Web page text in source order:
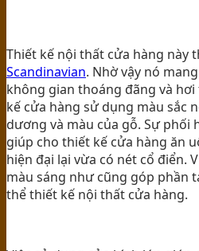
Thiết kế nội thất cửa hàng này
Scandinavian. Nhờ vậy nó
không gian thoáng đãng và
kế cửa hàng sử dụng màu sắc
dương và màu của gỗ. Sự phối
giúp cho thiết kế cửa hàng ăn
hiện đại lại vừa có nét cổ điển.
màu sáng như cũng góp phần
thể thiết kế nội thất cửa hàng.